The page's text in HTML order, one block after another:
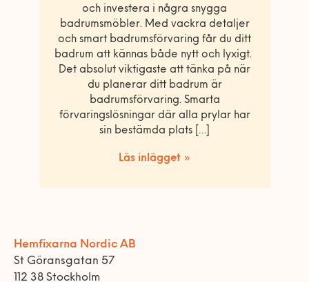
och investera i några snygga
badrumsmöbler. Med vackra detaljer
och smart badrumsförvaring får du ditt
badrum att kännas både nytt och lyxigt.
Det absolut viktigaste att tänka på när
du planerar ditt badrum är
badrumsförvaring. Smarta
förvaringslösningar där alla prylar har
sin bestämda plats […]
Läs inlägget »
Hemfixarna Nordic AB
St Göransgatan 57
112 38 Stockholm